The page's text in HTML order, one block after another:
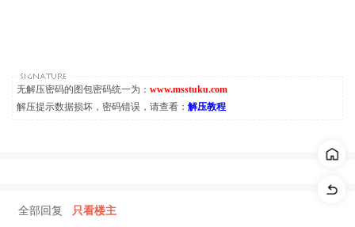
无解压密码的图包密码统一为： www.msstuku.com
解压提示数据损坏，密码错误，请查看： 解压教程
全部回复 只看楼主